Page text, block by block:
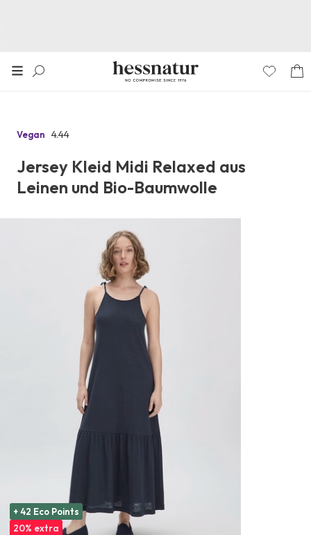
+ 42 Eco Points
20% extra
Zu
Reviews
4.44
Vegan
Jersey Kleid Midi Relaxed aus
Leinen und Bio-Baumwolle